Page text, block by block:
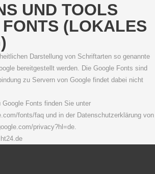
UND TOOLS
(LOKALES
Darstellung von Schriftarten so genannte
bereitgestellt werden. Die Google Fonts sind
zu Servern von Google findet dabei nicht
Fonts finden Sie unter
fonts/faq und in der Datenschutzerklärung von
privacy?hl=de.